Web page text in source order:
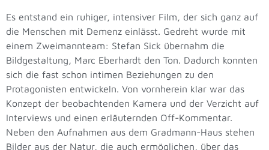
Es entstand ein ruhiger, intensiver Film, der sich ganz auf
die Menschen mit Demenz einlässt. Gedreht wurde mit
einem Zweimannteam: Stefan Sick übernahm die
Bildgestaltung, Marc Eberhardt den Ton. Dadurch konnten
sich die fast schon intimen Beziehungen zu den
Protagonisten entwickeln. Von vornherein klar war das
Konzept der beobachtenden Kamera und der Verzicht auf
Interviews und einen erläuternden Off-Kommentar.
Neben den Aufnahmen aus dem Gradmann-Haus stehen
Bilder aus der Natur, die auch ermöglichen, über das